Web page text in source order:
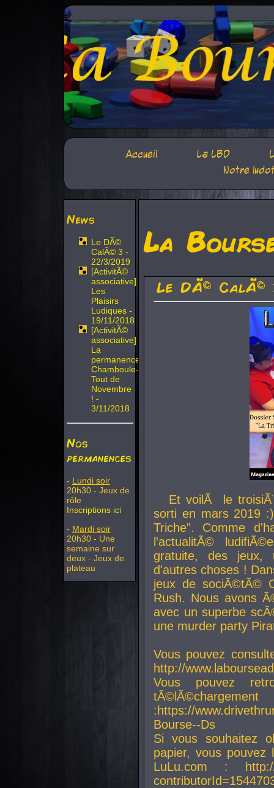
Accueil La LBD
Notre
News
Le DÃ©
CalÃ© 3 -
22/3/2019
[ActivitÃ©
associative]
Les
Plaisirs
Ludiques -
19/11/2018
[ActivitÃ©
associative]
La
permanence
Chamboule-
Tout de
Novembre
! -
3/11/2018
Nos
permanences
- Lundi soir
20h30 - Jeux de
rôle
Inscriptions ici
- Mardi soir
20h30 - Une
semaine sur
deux - Jeux de
plateau
La
Le DÃ© CalÃ©
Et voilÃ le
sorti en mars 2019
Triche". Comme
l'actualitÃ©
gratuite, des jeux,
d'autres choses !
jeux de sociÃ©tÃ©
Rush. Nous avons
avec un superbe
une murder party
Vous pouvez
http://
Vous pouvez
:https://
Bourse--Ds
Si vous souhaitez
papier, vous
LuLu.com : http://